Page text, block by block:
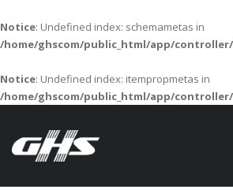
Notice: Undefined index: schemametas in
/home/ghscom/public_html/app/
Notice: Undefined index: itempropmetas in
/home/ghscom/public_html/app/